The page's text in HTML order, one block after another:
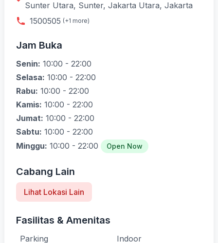
Sunter Utara, Sunter, Jakarta Utara, Jakarta
1500505 (+1 more)
Jam Buka
Senin: 10:00 - 22:00
Selasa: 10:00 - 22:00
Rabu: 10:00 - 22:00
Kamis: 10:00 - 22:00
Jumat: 10:00 - 22:00
Sabtu: 10:00 - 22:00
Minggu: 10:00 - 22:00 Open Now
Cabang Lain
Lihat Lokasi Lain
Fasilitas & Amenitas
Parking
Indoor